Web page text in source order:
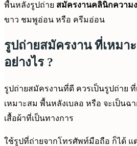
พื้นหลังรูปถ่าย สมัครงานคลินิกความง
ขาว ชมพูอ่อน หรือ ครีมอ่อน
รูปถ่ายสมัครงาน ที่เหมา
อย่างไร ?
รูปถ่ายสมัครงานที่ดี ควรเป็นรูปถ่าย
เหมาะสม พื้นหลังเบลอ หรือ จะเป็นฉ
เสื้อผ้าที่เป็นทางการ
ใช้รูปที่ถ่ายจากโทรศัพท์มือถือ ก็ได้ แ